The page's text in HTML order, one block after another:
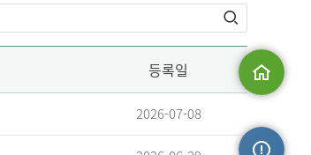
맵
등록일
2026-07-08